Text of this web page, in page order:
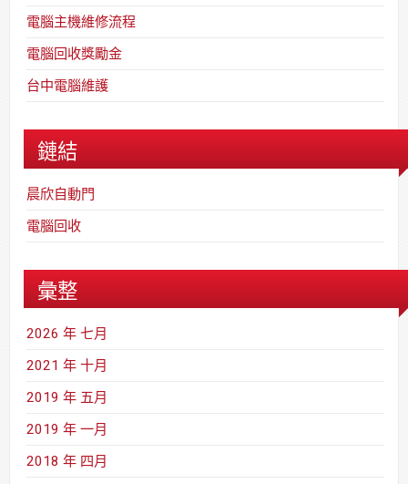
電腦主機維修流程
電腦回收獎勵金
台中電腦維護
鏈結
晨欣自動門
電腦回收
彙整
2026 年 七月
2021 年 十月
2019 年 五月
2019 年 一月
2018 年 四月